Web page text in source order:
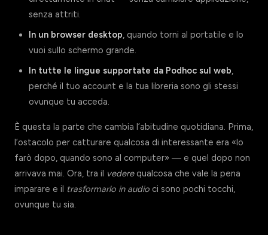
senza attriti.
In un browser desktop, quando torni al portatile e lo
vuoi sullo schermo grande.
In tutte le lingue supportate da Podhoc sul web,
perché il tuo account e la tua libreria sono gli stessi
ovunque tu acceda.
È questa la parte che cambia l’abitudine quotidiana. Prima,
l’ostacolo per catturare qualcosa di interessante era «lo
farò dopo, quando sono al computer» — e quel dopo non
arrivava mai. Ora, tra il vederequalcosa che vale la pena
imparare e il trasformarlo in audio ci sono pochi tocchi,
ovunque tu sia.